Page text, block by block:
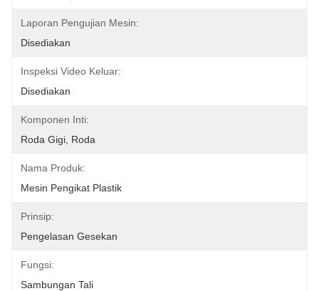
Laporan Pengujian Mesin:
Disediakan
Inspeksi Video Keluar:
Disediakan
Komponen Inti:
Roda Gigi, Roda
Nama Produk:
Mesin Pengikat Plastik
Prinsip:
Pengelasan Gesekan
Fungsi:
Sambungan Tali